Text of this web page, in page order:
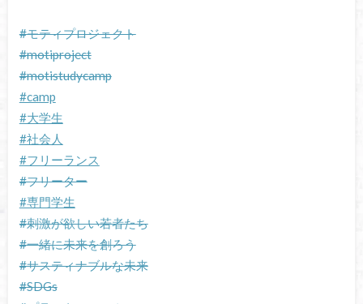
#モティプロジェクト
#motiproject
#motistudycamp
#camp
#大学生
#社会人
#フリーランス
#フリーター
#専門学生
#刺激が欲しい若者たち
#一緒に未来を創ろう
#サスティナブルな未来
#SDGs